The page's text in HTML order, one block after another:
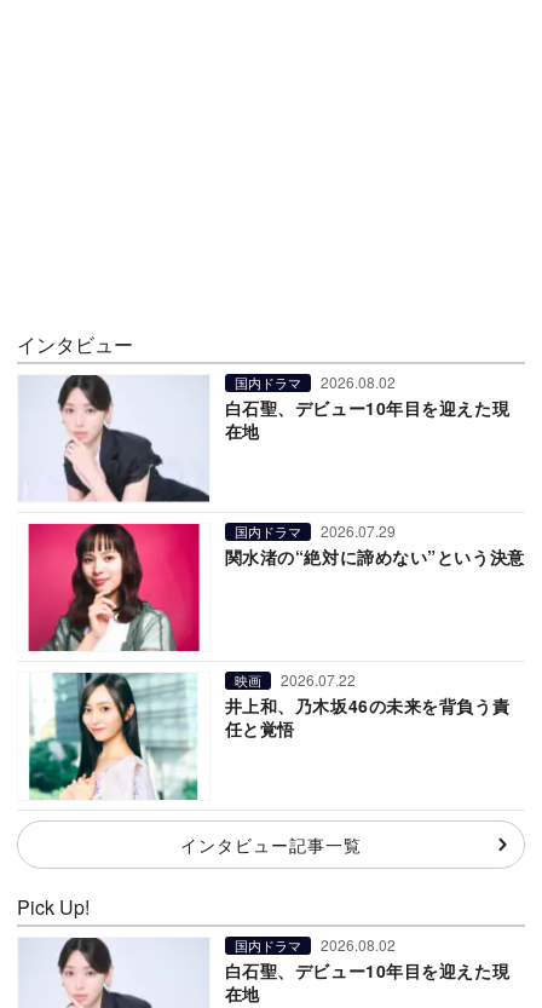
インタビュー
国内ドラマ 2026.08.02
白石聖、デビュー10年目を迎えた現
在地
国内ドラマ 2026.07.29
関水渚の“絶対に諦めない”という決意
映画 2026.07.22
井上和、乃木坂46の未来を背負う責
任と覚悟
インタビュー記事一覧
Pick Up!
国内ドラマ 2026.08.02
白石聖、デビュー10年目を迎えた現
在地